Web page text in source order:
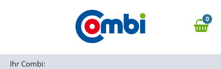
Zur Navigation springen
0,00 €
0
Ihr Combi: